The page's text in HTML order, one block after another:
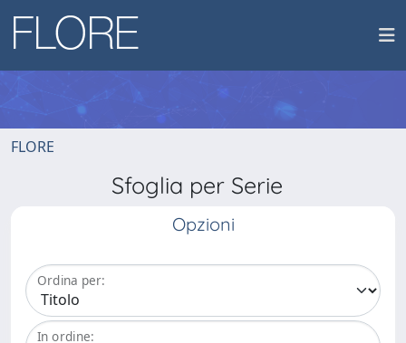
FLORE
Sfoglia per Serie
Opzioni
Ordina per:
In ordine: